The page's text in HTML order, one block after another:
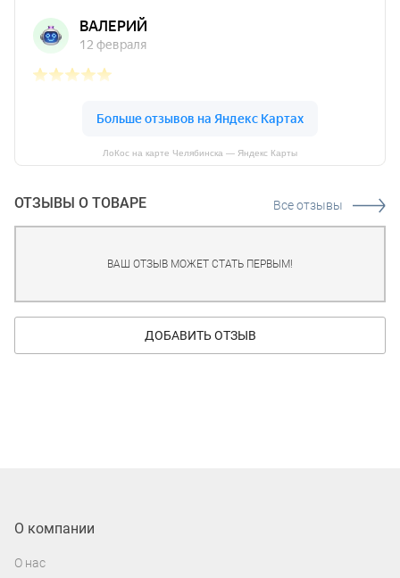
ЛоКос на карте Челябинска — Яндекс Карты
ОТЗЫВЫ О ТОВАРЕ Все отзывы
ВАШ ОТЗЫВ МОЖЕТ СТАТЬ ПЕРВЫМ!
ДОБАВИТЬ ОТЗЫВ
О компании
О нас